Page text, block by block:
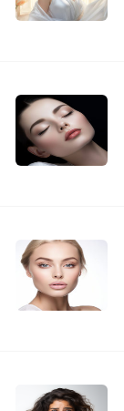
形机构，在嗨